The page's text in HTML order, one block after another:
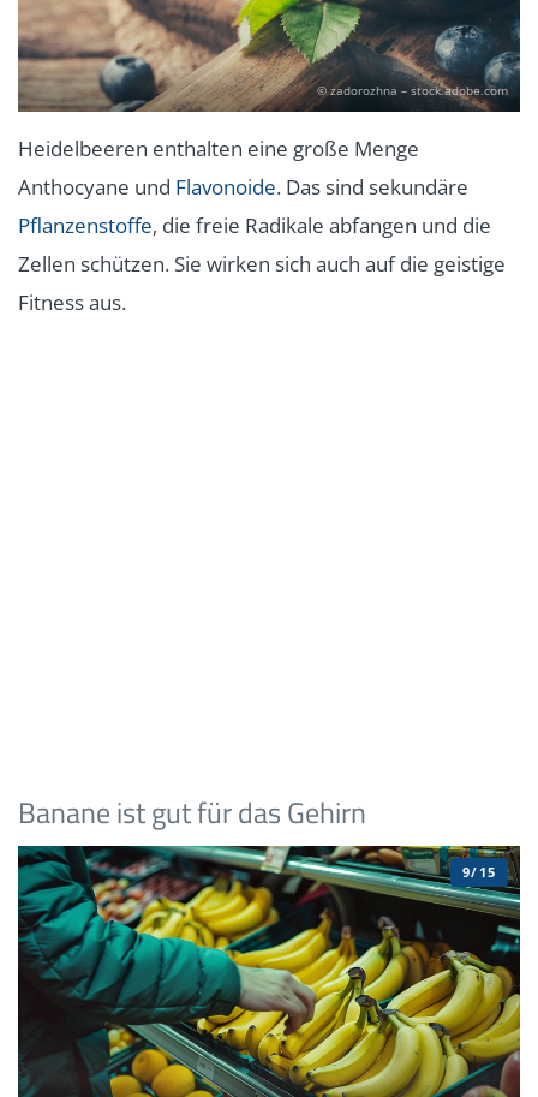
© zadorozhna – stock.adobe.com
Heidelbeeren enthalten eine große Menge
Anthocyane und Flavonoide. Das sind sekundäre
Pflanzenstoffe, die freie Radikale abfangen und die
Zellen schützen. Sie wirken sich auch auf die geistige
Fitness aus.
Banane ist gut für das Gehirn
9/15